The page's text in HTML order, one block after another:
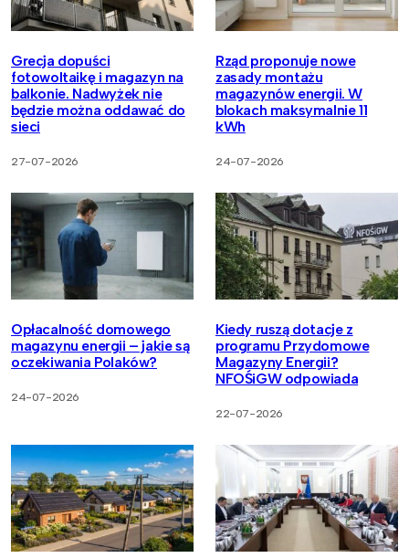
Grecja dopuści
fotowoltaikę i magazyn na
balkonie. Nadwyżek nie
będzie można oddawać do
sieci
27-07-2026
Rząd proponuje nowe
zasady montażu
magazynów energii. W
blokach maksymalnie 11
kWh
24-07-2026
Opłacalność domowego
magazynu energii – jakie są
oczekiwania Polaków?
24-07-2026
Kiedy ruszą dotacje z
programu Przydomowe
Magazyny Energii?
NFOŚiGW odpowiada
22-07-2026